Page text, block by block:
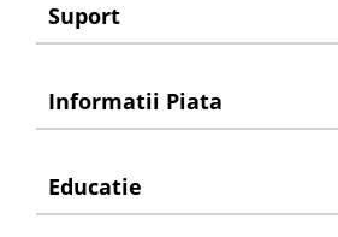
Suport
Informatii Piata
Educatie